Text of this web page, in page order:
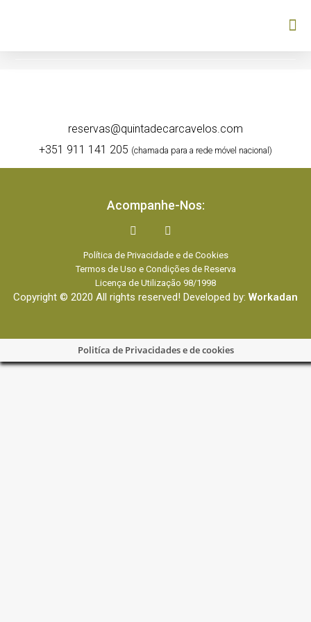
reservas@quintadecarcavelos.com
+351 911 141 205 (chamada para a rede móvel nacional)
Acompanhe-Nos:
Política de Privacidade e de Cookies
Termos de Uso e Condições de Reserva
Licença de Utilização 98/1998
Copyright © 2020 All rights reserved! Developed by: Workadan
Politíca de Privacidades e de cookies